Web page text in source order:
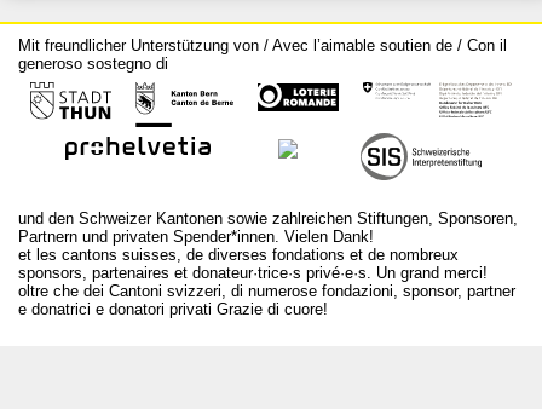
Mit freundlicher Unterstützung von / Avec l’aimable soutien de / Con il
generoso sostegno di
und den Schweizer Kantonen sowie zahlreichen Stiftungen, Sponsoren,
Partnern und privaten Spender*innen. Vielen Dank!
et les cantons suisses, de diverses fondations et de nombreux
sponsors, partenaires et donateur·trice·s privé·e·s. Un grand merci!
oltre che dei Cantoni svizzeri, di numerose fondazioni, sponsor, partner
e donatrici e donatori privati Grazie di cuore!